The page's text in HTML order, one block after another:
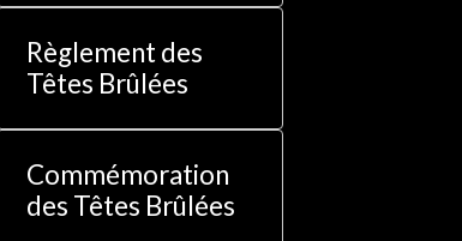
Règlement des
Têtes Brûlées
Commémoration
des Têtes Brûlées